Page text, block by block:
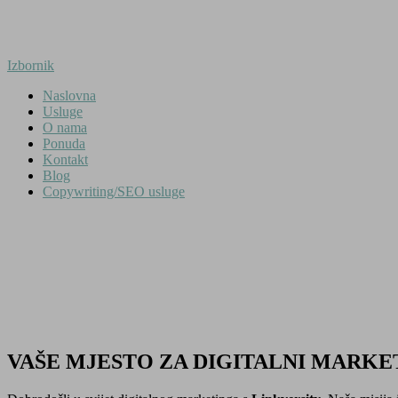
Izbornik
Naslovna
Usluge
O nama
Ponuda
Kontakt
Blog
Copywriting/SEO usluge
VAŠE MJESTO ZA DIGITALNI